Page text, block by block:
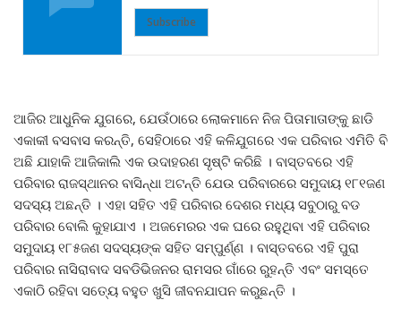
Subscribe
ଆଜିର ଆଧୁନିକ ଯୁଗରେ, ଯେଉଁଠାରେ ଲୋକମାନେ ନିଜ ପିତାମାତାଙ୍କୁ ଛାଡି
ଏକାକୀ ବସବାସ କରନ୍ତି, ସେହିଠାରେ ଏହି କଳିଯୁଗରେ ଏକ ପରିବାର ଏମିତି ବି
ଅଛି ଯାହାକି ଆଜିକାଲି ଏକ ଉଦାହରଣ ସୃଷ୍ଟି କରିଛି । ବାସ୍ତବରେ ଏହି
ପରିବାର ରାଜସ୍ଥାନର ବାସିନ୍ଧା ଅଟନ୍ତି ଯେଉ ପରିବାରରେ ସମୁଦାୟ ୧୮୧ଜଣ
ସଦସ୍ୟ ଅଛନ୍ତି । ଏହା ସହିତ ଏହି ପରିବାର ଦେଶର ମଧ୍ୟ ସବୁଠାରୁ ବଡ
ପରିବାର ବୋଲି କୁହାଯାଏ । ଅଜମେରର ଏକ ଘରେ ରହୁଥିବା ଏହି ପରିବାର
ସମୁଦାୟ ୧୮୫ଜଣ ସଦସ୍ୟଙ୍କ ସହିତ ସମ୍ପୁର୍ଣ୍ଣ । ବାସ୍ତବରେ ଏହି ପୁରା
ପରିବାର ନାସିରାବାଦ ସବଡିଭିଜନର ରାମସର ଗାଁରେ ରୁହନ୍ତି ଏବଂ ସମସ୍ତେ
ଏକାଠି ରହିବା ସତ୍ୟେ ବହୁତ ଖୁସି ଜୀବନଯାପନ କରୁଛନ୍ତି ।